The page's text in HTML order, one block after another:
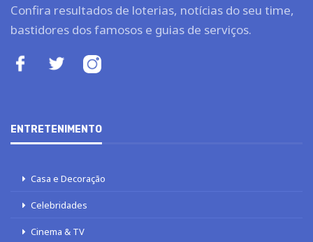
Confira resultados de loterias, notícias do seu time,
bastidores dos famosos e guias de serviços.
ENTRETENIMENTO
Casa e Decoração
Celebridades
Cinema & TV